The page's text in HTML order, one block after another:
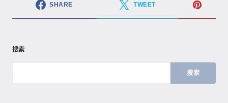
SHARE TWEET
搜索
搜索